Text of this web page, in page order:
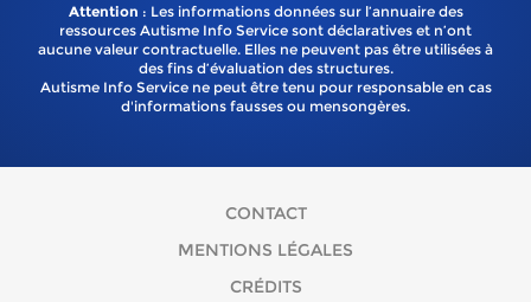
Attention : Les informations données sur l’annuaire des
ressources Autisme Info Service sont déclaratives et n’ont
aucune valeur contractuelle. Elles ne peuvent pas être utilisées à
des fins d’évaluation des structures.
Autisme Info Service ne peut être tenu pour responsable en cas
d'informations fausses ou mensongères.
CONTACT
MENTIONS LÉGALES
CRÉDITS